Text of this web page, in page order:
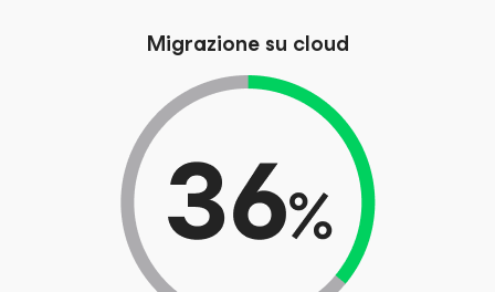
Migrazione su cloud